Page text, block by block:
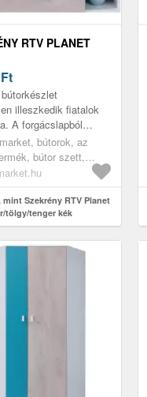
RTV PLANET
TENGER KÉK
Ft
illeszkedik fiatalok
A forgácslapból
bútorelemet
és magas
bútorok, az
bútor szett,
tv szekrények
Szekrény RTV Planet
tölgy/tenger kék